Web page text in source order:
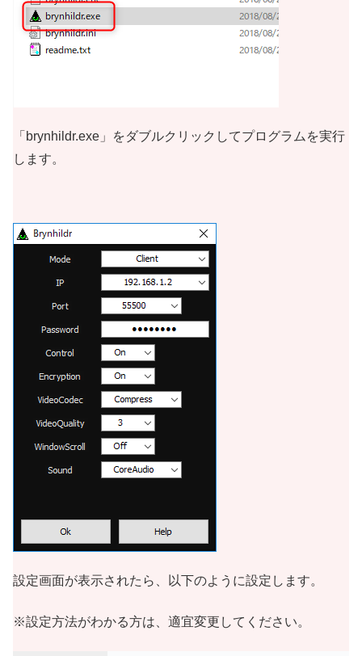
「brynhildr.exe」をダブルクリックしてプログラムを実行
します。
設定画面が表示されたら、以下のように設定します。
※設定方法がわかる方は、適宜変更してください。